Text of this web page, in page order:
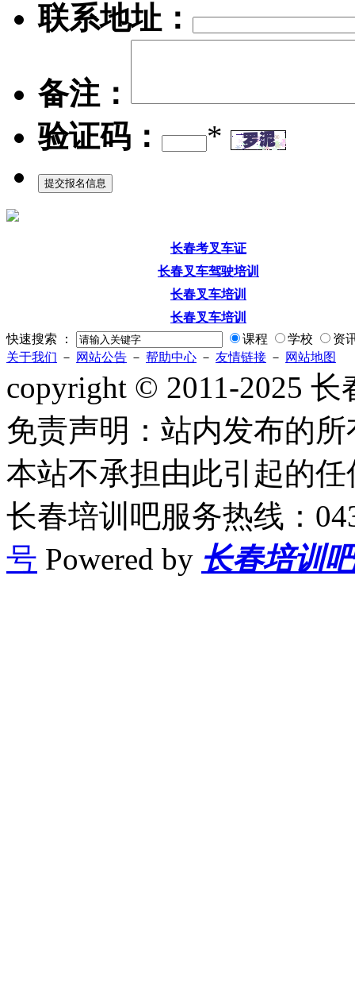
联系地址：
备注：
验证码：
*
长春考叉车证
长春叉车驾驶培训
长春叉车培训
长春叉车培训
快速搜索 ：
课程 学校
资
关于我们 － 网站公告 － 帮助中心 － 友情链接 － 网站地图
copyright © 2011-2025
免责声明：站内发布的
本站不承担由此引起的
长春培训吧服务热线：
号 Powered by 长春培训吧